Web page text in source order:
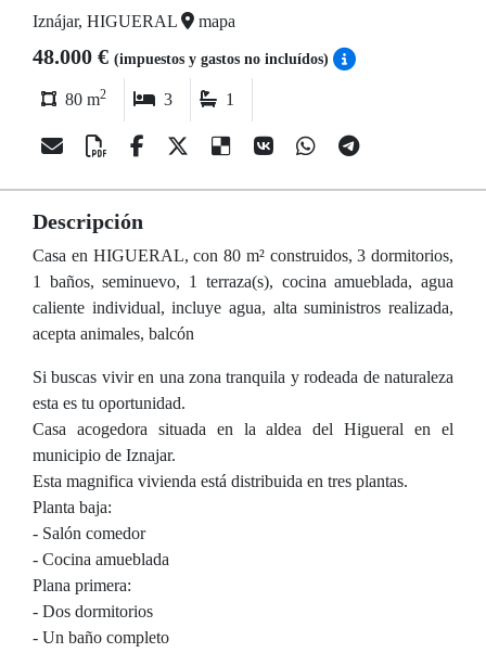
Iznájar, HIGUERAL mapa
48.000 € (impuestos y gastos no incluídos)
80 m2 3 1
Descripción
Casa en HIGUERAL, con 80 m² construidos, 3 dormitorios,
1 baños, seminuevo, 1 terraza(s), cocina amueblada, agua
caliente individual, incluye agua, alta suministros realizada,
acepta animales, balcón
Si buscas vivir en una zona tranquila y rodeada de naturaleza
esta es tu oportunidad.
Casa acogedora situada en la aldea del Higueral en el
municipio de Iznajar.
Esta magnifica vivienda está distribuida en tres plantas.
Planta baja:
- Salón comedor
- Cocina amueblada
Plana primera:
- Dos dormitorios
- Un baño completo